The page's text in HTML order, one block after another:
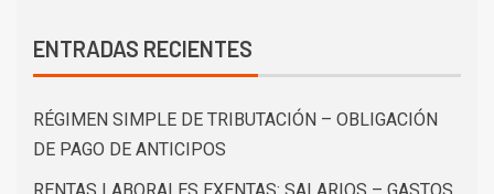
ENTRADAS RECIENTES
RÉGIMEN SIMPLE DE TRIBUTACIÓN – OBLIGACIÓN
DE PAGO DE ANTICIPOS